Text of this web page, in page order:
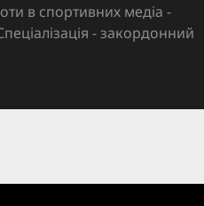
в спортивних медіа -
- закордонний